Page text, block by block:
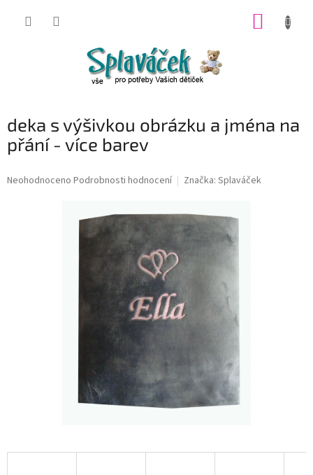
deka s výšivkou obrázku a jména na
přání - více barev
Průměrné
Neohodnoceno Podrobnosti hodnocení Značka: Splaváček